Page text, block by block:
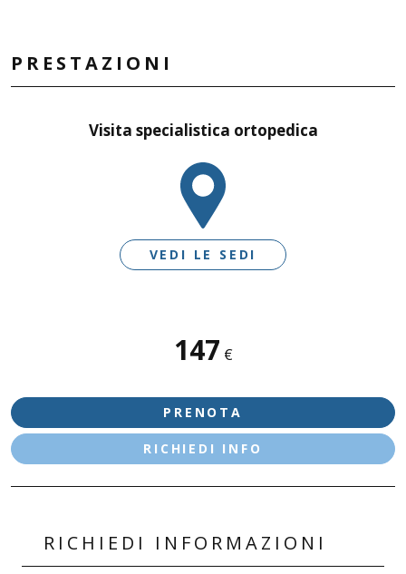
PRESTAZIONI
Visita specialistica ortopedica
VEDI LE SEDI
147 €
PRENOTA
RICHIEDI INFO
RICHIEDI INFORMAZIONI